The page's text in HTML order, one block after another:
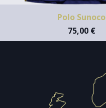
Polo Sunoco
75,00 €